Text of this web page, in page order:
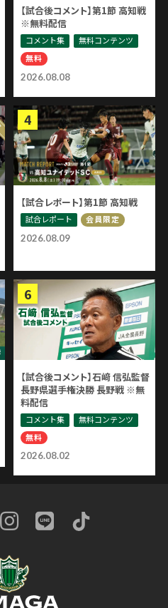
2026.08.08
【試合後コメント】第1節 高知戦
※無料配信
コメント集
無料コンテンツ
無料
2026.08.09
【試合レポート】第1節 高知戦
試合レポート 会員限定
2026.08.02
【試合後コメント】石﨑 信弘監督
長野県選手権決勝 長野戦 ※無
料配信
コメント集
無料コンテンツ
無料